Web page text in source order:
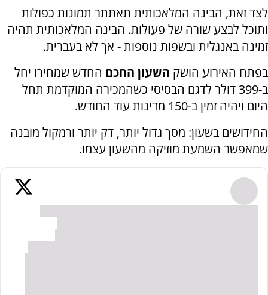
לצד זאת, הבינה המלאכותית תאתתר תמונות כפולות
ותוכל לבצע שורה של פעולות. הבינה המלאכותית תהיה
זמינה באנגלית ובשפות נוספות - אך לא בעברית.
בפתח האירוע הושק השעון החכם החדש שמחירו יחל
ב-399 דולר לדגם הבסיסי כשהמכירה המוקדמת תחל
היום ויהיה זמין ב-150 מדינות עוד החודש.
החידושים בשעון: מסך גדול יותר, דק יותר ורמקול מובנה
שמאפשר השמעת מוזיקה מהשעון עצמו.